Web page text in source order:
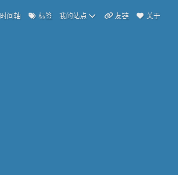
时间轴 标签 我的站点 友链 关于